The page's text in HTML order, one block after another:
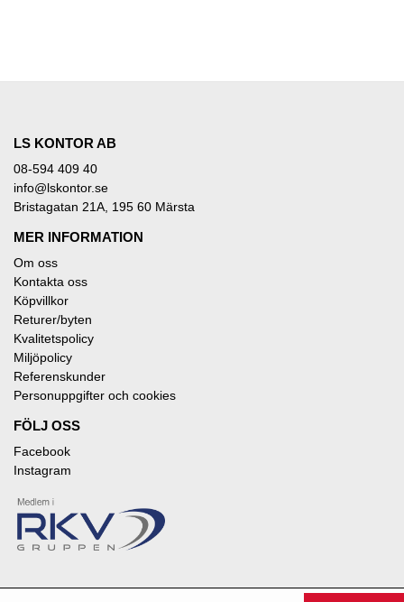
LS KONTOR AB
08-594 409 40
info@lskontor.se
Bristagatan 21A, 195 60 Märsta
MER INFORMATION
Om oss
Kontakta oss
Köpvillkor
Returer/byten
Kvalitetspolicy
Miljöpolicy
Referenskunder
Personuppgifter och cookies
FÖLJ OSS
Facebook
Instagram